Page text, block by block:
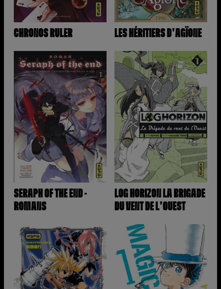
CHRONOS RULER LES HÉRITIERS D'AGÏONE
SERAPH OF THE END -
ROMANS
LOG HORIZON LA BRIGADE
DU VENT DE L'OUEST